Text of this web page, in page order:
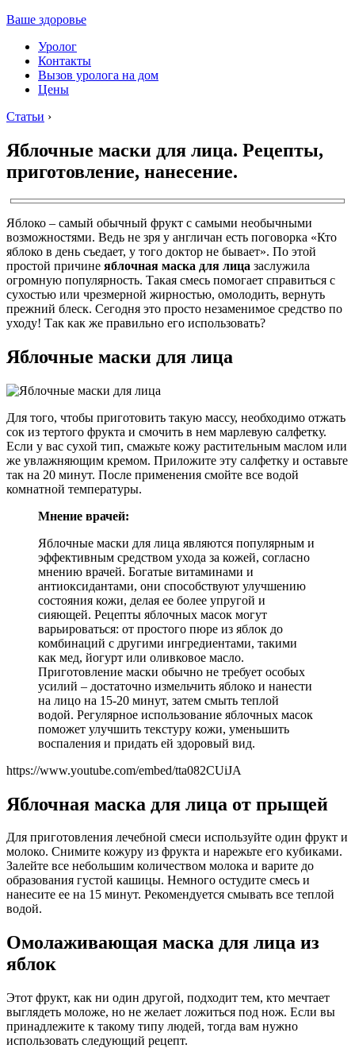
Ваше здоровье
Уролог
Контакты
Вызов уролога на дом
Цены
Статьи ›
Яблочные маски для лица. Рецепты,
приготовление, нанесение.
Яблоко – самый обычный фрукт с самыми необычными
возможностями. Ведь не зря у англичан есть поговорка «Кто
яблоко в день съедает, у того доктор не бывает». По этой
простой причине яблочная маска для лица заслужила
огромную популярность. Такая смесь помогает справиться с
сухостью или чрезмерной жирностью, омолодить, вернуть
прежний блеск. Сегодня это просто незаменимое средство по
уходу! Так как же правильно его использовать?
Яблочные маски для лица
Для того, чтобы приготовить такую массу, необходимо отжать
сок из тертого фрукта и смочить в нем марлевую салфетку.
Если у вас сухой тип, смажьте кожу растительным маслом или
же увлажняющим кремом. Приложите эту салфетку и оставьте
так на 20 минут. После применения смойте все водой
комнатной температуры.
Мнение врачей:
Яблочные маски для лица являются популярным и
эффективным средством ухода за кожей, согласно
мнению врачей. Богатые витаминами и
антиоксидантами, они способствуют улучшению
состояния кожи, делая ее более упругой и
сияющей. Рецепты яблочных масок могут
варьироваться: от простого пюре из яблок до
комбинаций с другими ингредиентами, такими
как мед, йогурт или оливковое масло.
Приготовление маски обычно не требует особых
усилий – достаточно измельчить яблоко и нанести
на лицо на 15-20 минут, затем смыть теплой
водой. Регулярное использование яблочных масок
поможет улучшить текстуру кожи, уменьшить
воспаления и придать ей здоровый вид.
https://www.youtube.com/embed/tta082CUiJA
Яблочная маска для лица от прыщей
Для приготовления лечебной смеси используйте один фрукт и
молоко. Снимите кожуру из фрукта и нарежьте его кубиками.
Залейте все небольшим количеством молока и варите до
образования густой кашицы. Немного остудите смесь и
нанесите ее на 15 минут. Рекомендуется смывать все теплой
водой.
Омолаживающая маска для лица из
яблок
Этот фрукт, как ни один другой, подходит тем, кто мечтает
выглядеть моложе, но не желает ложиться под нож. Если вы
принадлежите к такому типу людей, тогда вам нужно
использовать следующий рецепт.